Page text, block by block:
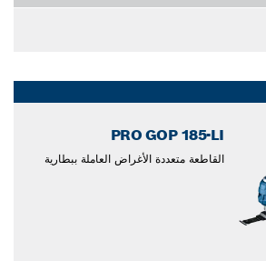
PRO GOP 185-LI
القاطعة متعددة الأغراض العاملة ببطارية